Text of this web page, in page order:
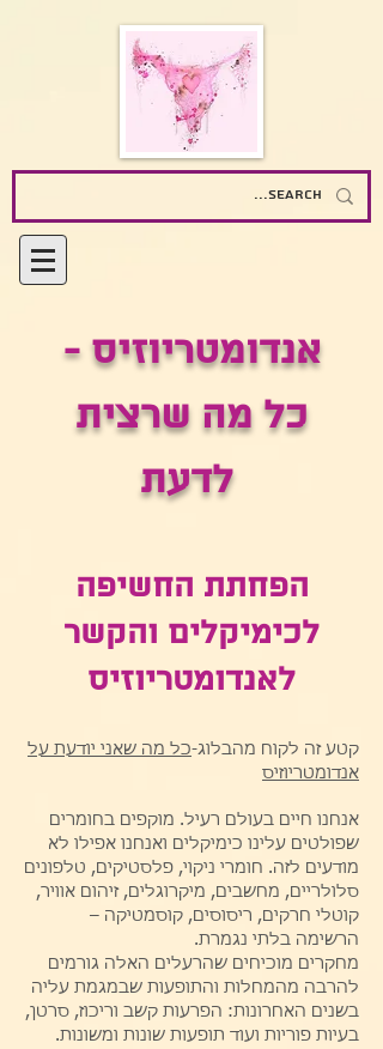
אנדומטריוזיס -
כל מה שרצית
לדעת
הפחתת החשיפה
לכימיקלים והקשר
לאנדומטריוזיס
קטע זה לקוח מהבלוג-כל מה שאני יודעת על
אנדומטריוזיס
אנחנו חיים בעולם רעיל. מוקפים בחומרים
שפולטים עלינו כימיקלים ואנחנו אפילו לא
מודעים לזה. חומרי ניקוי, פלסטיקים, טלפונים
סלולריים, מחשבים, מיקרוגלים, זיהום אוויר,
קוטלי חרקים, ריסוסים, קוסמטיקה –
הרשימה בלתי נגמרת.
מחקרים מוכיחים שהרעלים האלה גורמים
להרבה מהמחלות והתופעות שבמגמת עליה
בשנים האחרונות: הפרעות קשב וריכוז, סרטן,
בעיות פוריות ועוד תופעות שונות ומשונות.